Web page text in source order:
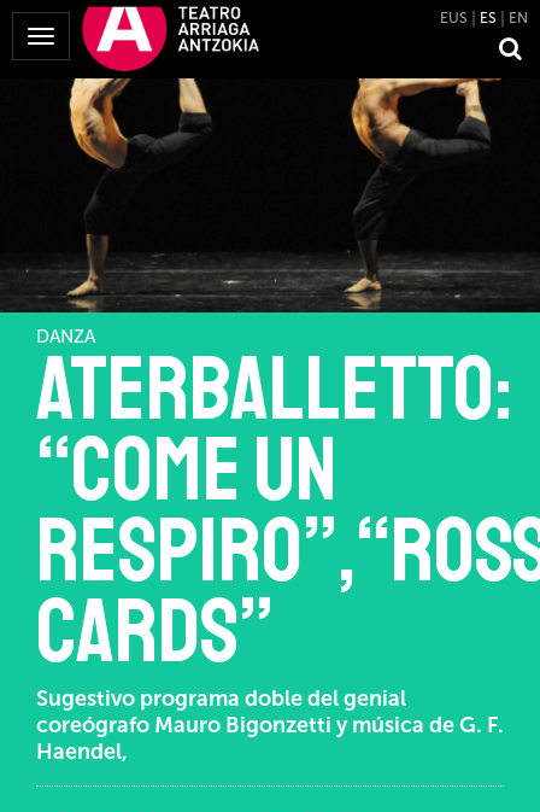
Mostrar
Menú
EUS ES EN
DANZA
Aterballetto:
“Come un
cards”
Sugestivo programa doble del genial
coreógrafo Mauro Bigonzetti y música de G. F.
Haendel,